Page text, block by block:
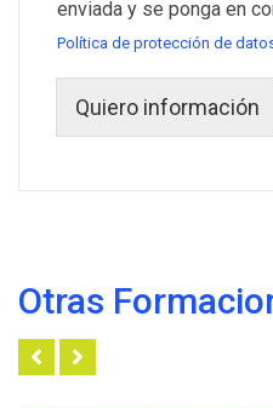
enviada y se ponga en
Política de protección de
Quiero información
Otras